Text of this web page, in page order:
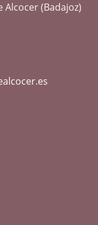
Alcocer (Badajoz)